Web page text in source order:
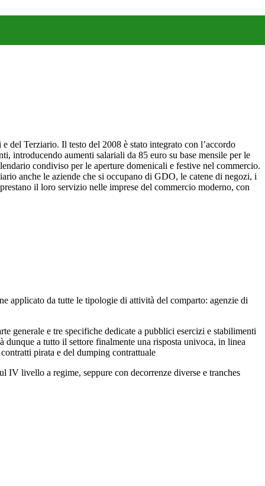
Terziario. Il testo del 2008 è stato integrato con l’accordo
introducendo aumenti salariali da 85 euro su base mensile per le
condiviso per le aperture domenicali e festive nel commercio.
anche le aziende che si occupano di GDO, le catene di negozi, i
il loro servizio nelle imprese del commercio moderno, con
applicato da tutte le tipologie di attività del comparto: agenzie di
generale e tre specifiche dedicate a pubblici esercizi e stabilimenti
a tutto il settore finalmente una risposta univoca, in linea
pirata e del dumping contrattuale
IV livello a regime, seppure con decorrenze diverse e tranches